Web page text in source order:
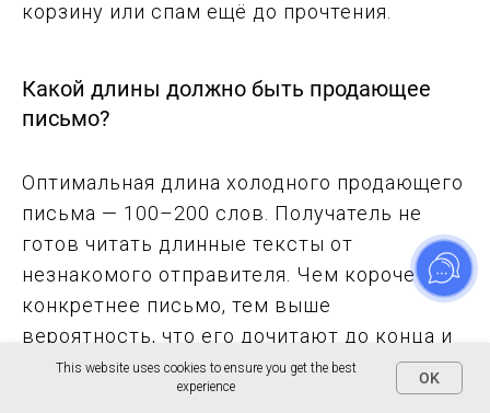
корзину или спам ещё до прочтения.
Какой длины должно быть продающее
письмо?
Оптимальная длина холодного продающего
письма — 100–200 слов. Получатель не
готов читать длинные тексты от
незнакомого отправителя. Чем короче и
конкретнее письмо, тем выше
вероятность, что его дочитают до конца и
ответят.
This website uses cookies to ensure you get the best
experience
OK